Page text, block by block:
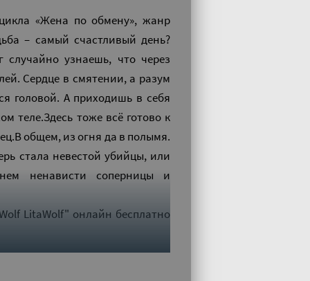
«Жена по обмену», жанр
– самый счастливый день?
узнаешь, что через
Сердце в смятении, а разум
головой. А приходишь в себя
теле.Здесь тоже всё готово к
общем, из огня да в полымя.
стала невестой убийцы, или
ненависти соперницы и
LitaWolf" онлайн бесплатно